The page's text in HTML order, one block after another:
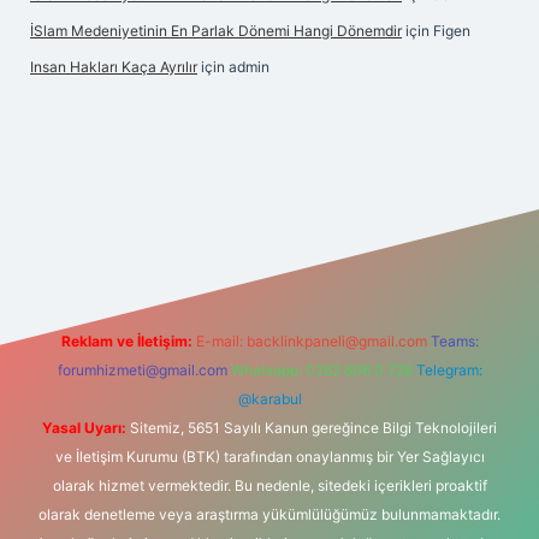
İSlam Medeniyetinin En Parlak Dönemi Hangi Dönemdir için Figen
Insan Hakları Kaça Ayrılır için admin
Reklam ve İletişim: E-mail: backlinkpaneli@gmail.com Teams:
forumhizmeti@gmail.com Whatsapp: 0262 606 0 726 Telegram:
@karabul
Yasal Uyarı: Sitemiz, 5651 Sayılı Kanun gereğince Bilgi Teknolojileri
ve İletişim Kurumu (BTK) tarafından onaylanmış bir Yer Sağlayıcı
olarak hizmet vermektedir. Bu nedenle, sitedeki içerikleri proaktif
olarak denetleme veya araştırma yükümlülüğümüz bulunmamaktadır.